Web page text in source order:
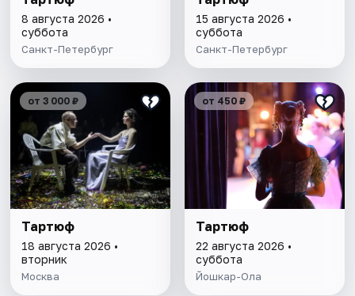
8 августа 2026 •
суббота
Санкт-Петербург
15 августа 2026 •
суббота
Санкт-Петербург
от 3 000 ₽
Тартюф
18 августа 2026 •
вторник
Москва
от 450 ₽
Тартюф
22 августа 2026 •
суббота
Йошкар-Ола